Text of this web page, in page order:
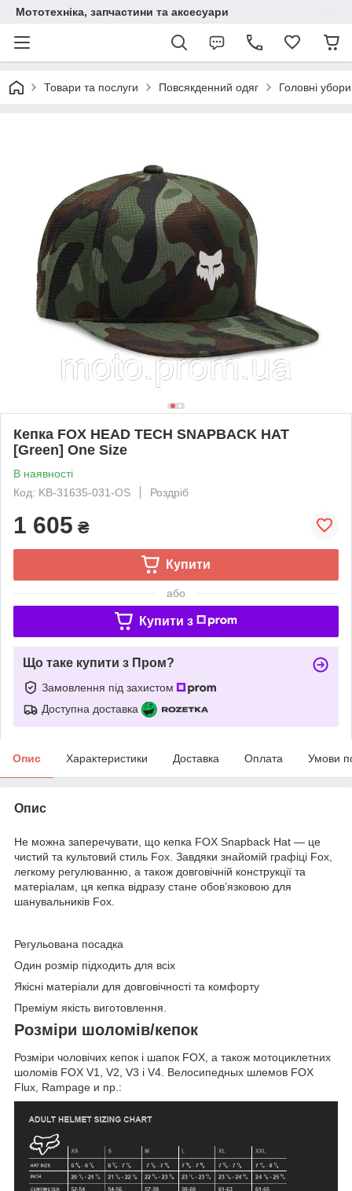
Мототехніка, запчастини та аксесуари
Товари та послуги Повсякденний одяг Головні убори
Кепка FOX HEAD TECH SNAPBACK HAT
[Green] One Size
В наявності
Код: KB-31635-031-OS
Роздріб
1 605 ₴
Купити
або
Купити з
Що таке купити з Пром?
Замовлення під захистом
Доступна доставка
Опис Характеристики Доставка Оплата Умови
Опис
Не можна заперечувати, що кепка FOX Snapback Hat — це
чистий та культовий стиль Fox. Завдяки знайомій графіці Fox,
легкому регулюванню, а також довговічній конструкції та
матеріалам, ця кепка відразу стане обов’язковою для
шанувальників Fox.
Регульована посадка
Один розмір підходить для всіх
Якісні матеріали для довговічності та комфорту
Преміум якість виготовлення.
Розміри шоломів/кепок
Розміри чоловічих кепок і шапок FOX, а також мотоциклетних
шоломів FOX V1, V2, V3 і V4. Велосипедных шлемов FOX
Flux, Rampage и пр.: